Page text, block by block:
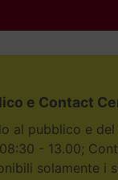
e Contact
al pubblico e
- 13.00;
solamente i